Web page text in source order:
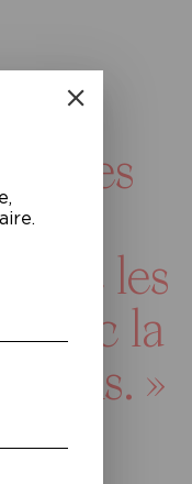
les
les
avec la
»